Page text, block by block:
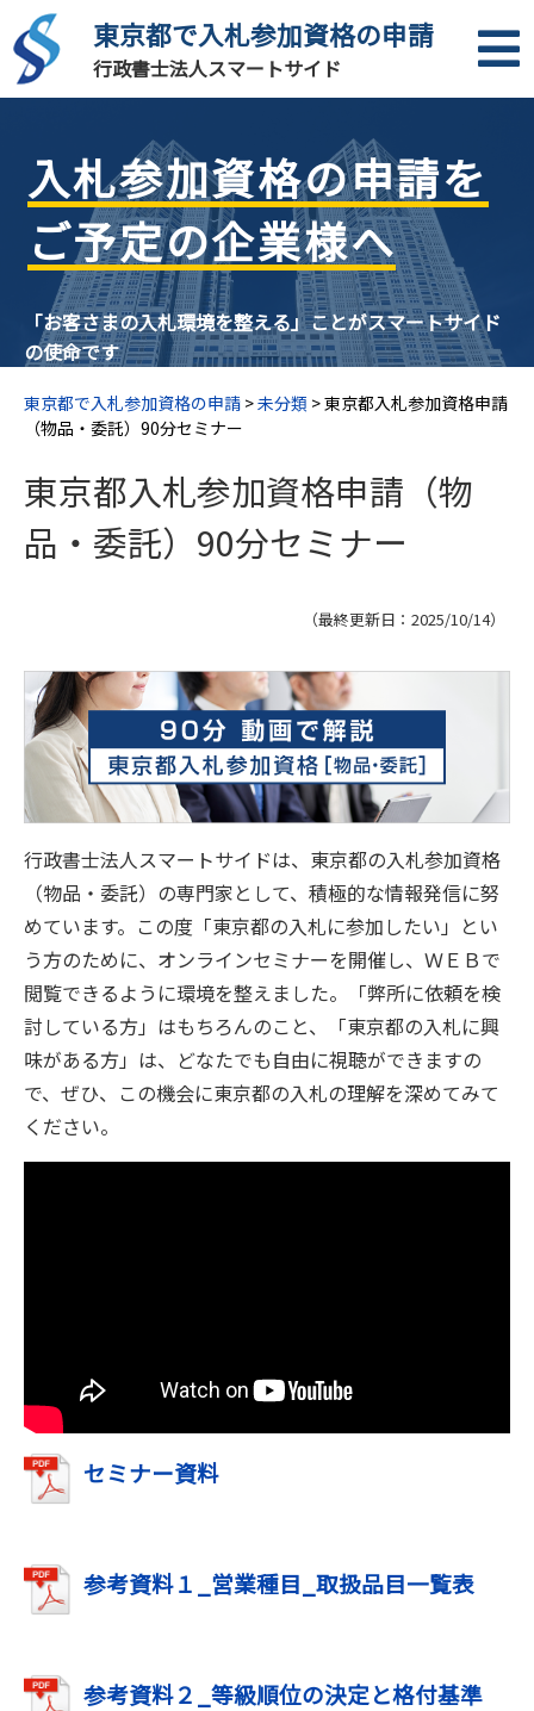
東京都で入札参加資格の申請
行政書士法人スマートサイド
入札参加資格の申請を
ご予定の企業様へ
「お客さまの入札環境を整える」ことがスマートサイド
の使命です
東京都で入札参加資格の申請 >未分類 >東京都入札参加資格申請
（物品・委託）90分セミナー
東京都入札参加資格申請（物
品・委託）90分セミナー
（最終更新日： 2025/10/14）
行政書士法人スマートサイドは、東京都の入札参加資格
（物品・委託）の専門家として、積極的な情報発信に努
めています。この度「東京都の入札に参加したい」とい
う方のために、オンラインセミナーを開催し、ＷＥＢで
閲覧できるように環境を整えました。「弊所に依頼を検
討している方」はもちろんのこと、「東京都の入札に興
味がある方」は、どなたでも自由に視聴ができますの
で、ぜひ、この機会に東京都の入札の理解を深めてみて
ください。
セミナー資料
参考資料１_営業種目_取扱品目一覧表
参考資料２_等級順位の決定と格付基準